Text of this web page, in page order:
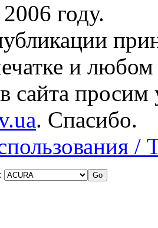
году.
и
сайта просим
. Спасибо.
/